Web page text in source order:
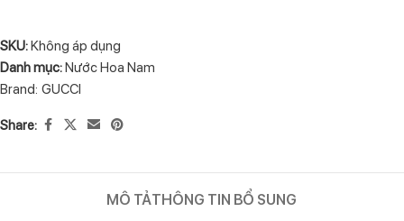
SKU:Không áp dụng
Danh mục:Nước Hoa Nam
Brand: GUCCI
Share:
MÔ TẢTHÔNG TIN BỔ SUNG